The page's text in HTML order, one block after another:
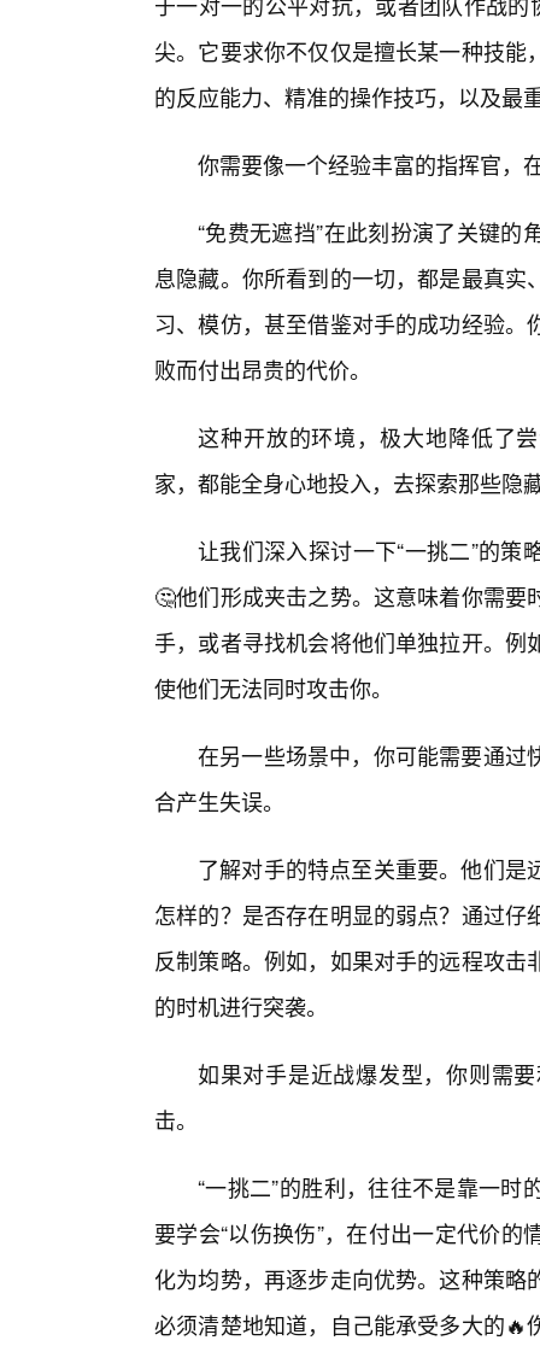
尖。它要求你不仅仅是擅长某一种技
的反应能力、精准的操作技巧，以及
你需要像一个经验丰富的指挥官，
“免费无遮挡”在此刻扮演了关键
息隐藏。你所看到的一切，都是最真
习、模仿，甚至借鉴对手的成功经验
败而付出昂贵的代价。
这种开放的环境，极大地降低了
家，都能全身心地投入，去探索那些隐
让我们深入探讨一下“一挑二”的
🤔他们形成夹击之势。这意味着你需
手，或者寻找机会将他们单独拉开。
使他们无法同时攻击你。
在另一些场景中，你可能需要通过
合产生失误。
了解对手的特点至关重要。他们
怎样的？是否存在明显的弱点？通过
反制策略。例如，如果对手的远程攻
的时机进行突袭。
如果对手是近战爆发型，你则需
击。
“一挑二”的胜利，往往不是靠一
要学会“以伤换伤”，在付出一定代价
化为均势，再逐步走向优势。这种策
必须清楚地知道，自己能承受多大的